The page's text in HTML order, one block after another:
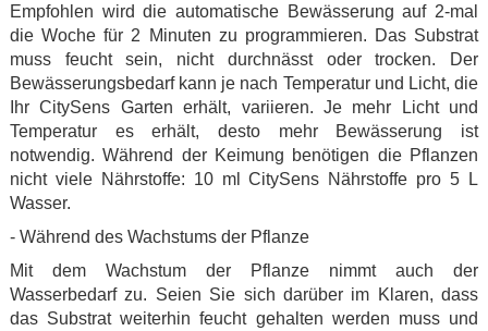
Empfohlen wird die automatische Bewässerung auf 2-mal
die Woche für 2 Minuten zu programmieren. Das Substrat
muss feucht sein, nicht durchnässt oder trocken. Der
Bewässerungsbedarf kann je nach Temperatur und Licht, die
Ihr CitySens Garten erhält, variieren. Je mehr Licht und
Temperatur es erhält, desto mehr Bewässerung ist
notwendig. Während der Keimung benötigen die Pflanzen
nicht viele Nährstoffe: 10 ml CitySens Nährstoffe pro 5 L
Wasser.
- Während des Wachstums der Pflanze
Mit dem Wachstum der Pflanze nimmt auch der
Wasserbedarf zu. Seien Sie sich darüber im Klaren, dass
das Substrat weiterhin feucht gehalten werden muss und